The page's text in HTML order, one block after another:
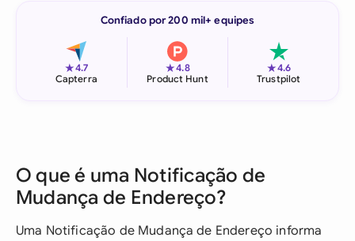
Confiado por 200 mil+ equipes
★4.7
Capterra
★4.8
Product Hunt
★4.6
Trustpilot
O que é uma Notificação de
Mudança de Endereço?
Uma Notificação de Mudança de Endereço informa